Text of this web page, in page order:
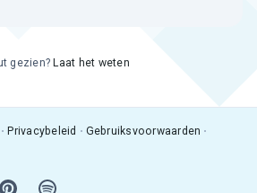
gezien? Laat het weten
Privacybeleid Gebruiksvoorwaarden